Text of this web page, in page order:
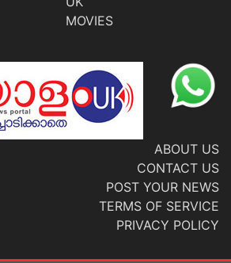
MOVIES
ABOUT US
CONTACT US
POST YOUR NEWS
TERMS OF SERVICE
PRIVACY POLICY